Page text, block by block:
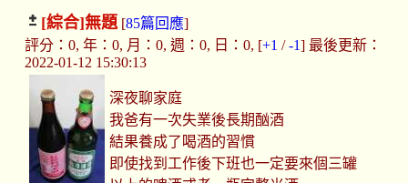
[綜合]無題[85篇回應]
評分：0, 年：0, 月：0, 週：0, 日：0, [+1 /-1] 最後更新：
2022-01-12 15:30:13
深夜聊家庭
我爸有一次失業後長期酗酒
結果養成了喝酒的習慣
即使找到工作後下班也一定要來個三罐